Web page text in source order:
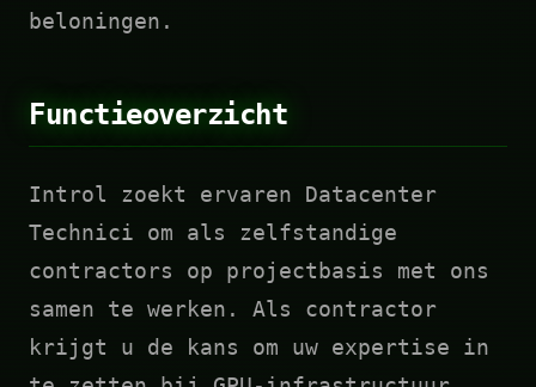
beloningen.
Functieoverzicht
Introl zoekt ervaren Datacenter
Technici om als zelfstandige
contractors op projectbasis met ons
samen te werken. Als contractor
krijgt u de kans om uw expertise in